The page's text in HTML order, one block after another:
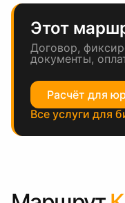
Этот
Договор,
документы,
Расчёт для
Все услуги для